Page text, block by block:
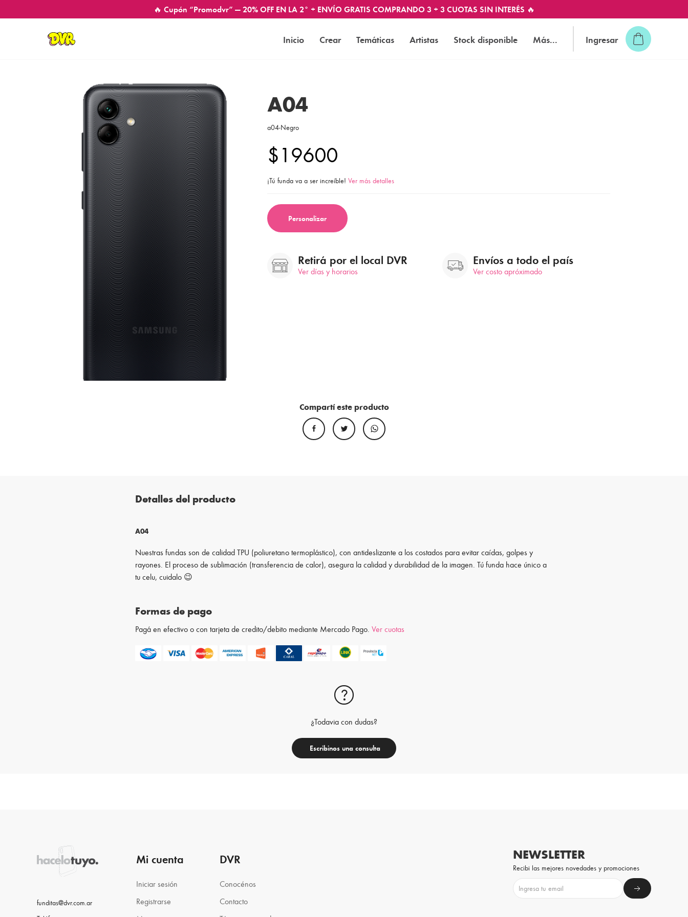
🔥 Cupón “Promodvr” — 20% OFF EN LA 2° + ENVÍO GRATIS COMPRANDO 3 + 3 CUOTAS SIN INTERÉS 🔥
Inicio Crear Temáticas Artistas Stock disponible Más... Ingresar
A04
a04-Negro
$19600
¡Tú funda va a ser increíble! Ver más detalles
Personalizar
Retirá por el local DVR
Ver días y horarios
Envíos a todo el país
Ver costo apróximado
Compartí este producto
Detalles del producto
A04
Nuestras fundas son de calidad TPU (poliuretano termoplástico), con antideslizante a los costados para evitar caídas, golpes y
rayones. El proceso de sublimación (transferencia de calor), asegura la calidad y durabilidad de la imagen. Tú funda hace único a
tu celu, cuidalo 😉
Formas de pago
Pagá en efectivo o con tarjeta de credito/debito mediante Mercado Pago.Ver cuotas
¿Todavia con dudas?
Escribinos una consulta
funditas@dvr.com.ar
Mi cuenta
Iniciar sesión
Registrarse
DVR
Conocénos
Contacto
NEWSLETTER
Recibi las mejores novedades y promociones